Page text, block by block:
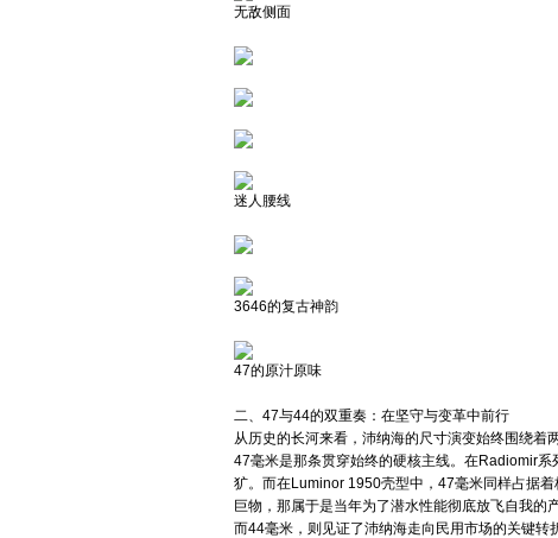
无敌侧面
迷人腰线
3646的复古神韵
47的原汁原味
二、47与44的双重奏：在坚守与变革中前行
从历史的长河来看，沛纳海的尺寸演变始终围绕着
47毫米是那条贯穿始终的硬核主线。在Radiomir
犷。而在Luminor 1950壳型中，47毫米同样占据
巨物，那属于是当年为了潜水性能彻底放飞自我的产
而44毫米，则见证了沛纳海走向民用市场的关键